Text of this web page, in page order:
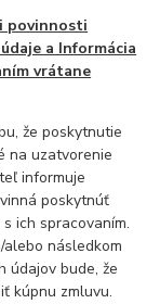
povinnosti
a Informácia
vrátane
že poskytnutie
na uzatvorenie
informuje
poskytnúť
ich spracovaním.
následkom
údajov bude, že
kúpnu zmluvu.